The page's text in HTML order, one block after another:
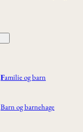
Familie og barn
Barn og barnehage